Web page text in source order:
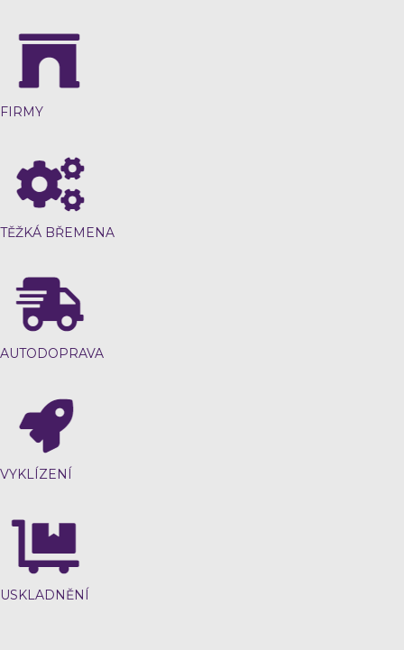
FIRMY
TĚŽKÁ BŘEMENA
AUTODOPRAVA
VYKLÍZENÍ
USKLADNĚNÍ